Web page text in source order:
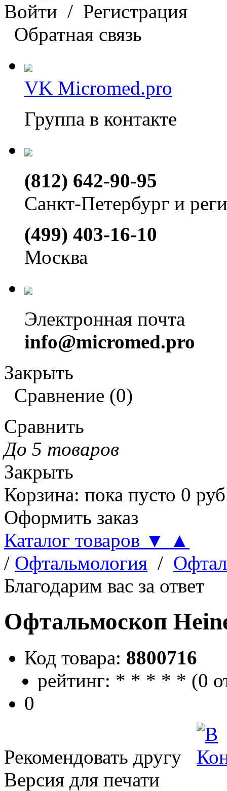
Войти / Регистрация
Обратная связь
VK Micromed.pro
Группа в контакте
(812) 642-90-95
Санкт-Петербург и
(499) 403-16-10
Москва
Электронная почта
info@micromed.pro
Закрыть
Сравнение (0)
Сравнить
До 5 товаров
Закрыть
Корзина: пока пусто 0
Оформить заказ
Каталог товаров ▼
▲
/ Офтальмология /
Благодарим вас за ответ
Офтальмоскоп
Код товара: 8800716
рейтинг: * * * * * (0
0
Рекомендовать другу
Версия для печати